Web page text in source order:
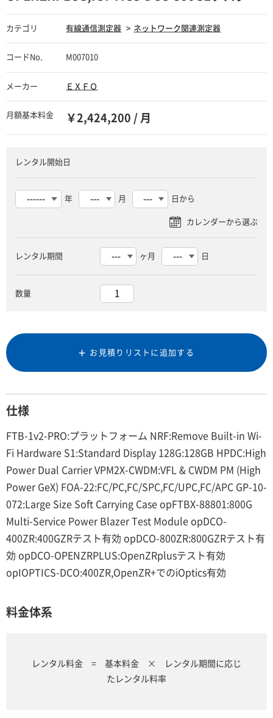
カテゴリ 有線通信測定器 ネットワーク関連測定器
コードNo. M007010
メーカー ＥＸＦＯ
月額基本料金 ￥2,424,200 / 月
レンタル開始日
年 月 日から
レンタル期間 ヶ月 日
数量
お見積りリストに追加する
仕様
FTB-1v2-PRO:プラットフォーム NRF:Remove Built-in Wi-
Fi Hardware S1:Standard Display 128G:128GB HPDC:High
Power Dual Carrier VPM2X-CWDM:VFL & CWDM PM (High
Power GeX) FOA-22:FC/PC,FC/SPC,FC/UPC,FC/APC GP-10-
072:Large Size Soft Carrying Case opFTBX-88801:800G
Multi-Service Power Blazer Test Module opDCO-
400ZR:400GZRテスト有効 opDCO-800ZR:800GZRテスト有
効 opDCO-OPENZRPLUS:OpenZRplusテスト有効
opIOPTICS-DCO:400ZR,OpenZR+でのiOptics有効
料金体系
レンタル料金 = 基本料金 × レンタル期間に応じ
たレンタル料率